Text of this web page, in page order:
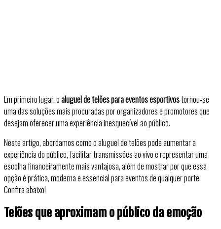
Em primeiro lugar, oaluguel de telões para eventos esportivostornou-se
uma das soluções mais procuradas por organizadores e promotores que
desejam oferecer uma experiência inesquecível ao público.
Neste artigo, abordamos como o aluguel de telões pode aumentar a
experiência do público, facilitar transmissões ao vivo e representar uma
escolha financeiramente mais vantajosa, além de mostrar por que essa
opção é prática, moderna e essencial para eventos de qualquer porte.
Confira abaixo!
Telões que aproximam o público da emoção